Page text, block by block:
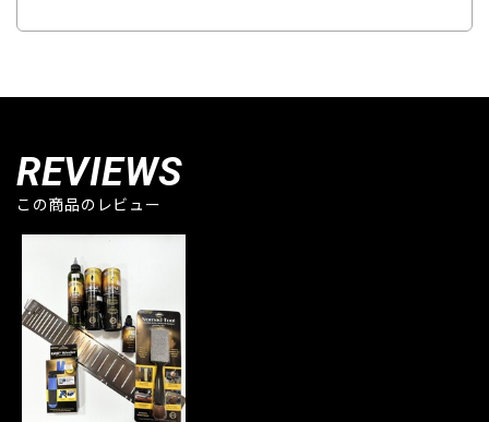
REVIEWS
この商品のレビュー